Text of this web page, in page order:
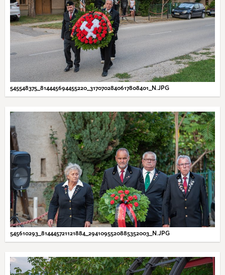
545548375_814445694455220_3170702840617808401_N.JPG
545610293_814445721121884_2941095520885352003_N.JPG